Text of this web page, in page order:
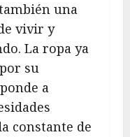
una
vivir y
La ropa ya
su
a
constante de